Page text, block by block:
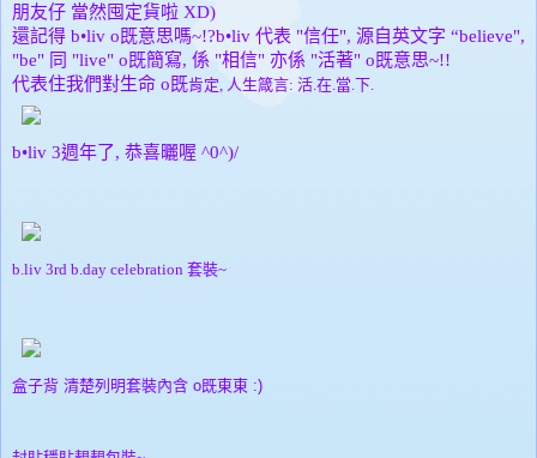
朋友仔 當然囤定貨啦 XD)
還記得 b•liv o既意思嗎~!?b•liv 代表 "信任", 源自英文字 “believe",
"be" 同 "live" o既簡寫, 係 "相信" 亦係 "活著" o既意思~!!
代表住我們對生命 o既肯定, 人生箴言: 活.在.當.下.
b•liv 3週年了, 恭喜曬喔 ^0^)/
b.liv 3rd b.day celebration 套裝~
盒子背 清楚列明套裝內含 o既東東 :)